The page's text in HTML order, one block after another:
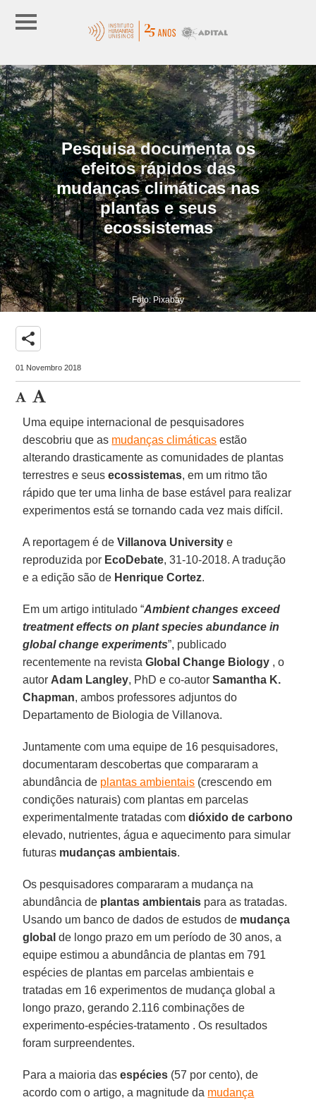
Pesquisa documenta os
efeitos rápidos das
mudanças climáticas nas
plantas e seus
ecossistemas
Foto: Pixabay
share
01 Novembro 2018
Uma equipe internacional de pesquisadores
descobriu que as mudanças climáticas estão
alterando drasticamente as comunidades de plantas
terrestres e seusecossistemas, em um ritmo tão
rápido que ter uma linha de base estável para realizar
experimentos está se tornando cada vez mais difícil.
A reportagem é deVillanova University e
reproduzida por EcoDebate, 31-10-2018. A tradução
e a edição são de Henrique Cortez.
Em um artigo intitulado “Ambient changes exceed
treatment effects on plant species abundance in
global change experiments”, publicado
recentemente na revistaGlobal Change Biology , o
autor Adam Langley, PhD e co-autorSamantha K.
Chapman, ambos professores adjuntos do
Departamento de Biologia de Villanova.
Juntamente com uma equipe de 16 pesquisadores,
documentaram descobertas que compararam a
abundância de plantas ambientais (crescendo em
condições naturais) com plantas em parcelas
experimentalmente tratadas comdióxido de carbono
elevado, nutrientes, água e aquecimento para simular
futuras mudanças ambientais.
Os pesquisadores compararam a mudança na
abundância de plantas ambientais para as tratadas.
Usando um banco de dados de estudos de mudança
global de longo prazo em um período de 30 anos, a
equipe estimou a abundância de plantas em 791
espécies de plantas em parcelas ambientais e
tratadas em 16 experimentos de mudança global a
longo prazo, gerando 2.116 combinações de
experimento-espécies-tratamento . Os resultados
foram surpreendentes.
Para a maioria dasespécies (57 por cento), de
acordo com o artigo, a magnitude da mudança